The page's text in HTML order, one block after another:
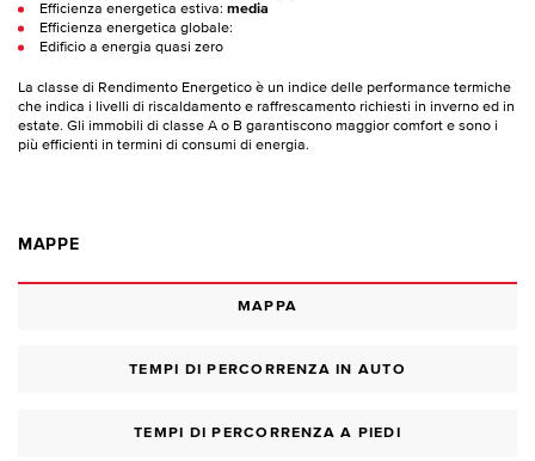
Efficienza energetica estiva: media
Efficienza energetica globale:
Edificio a energia quasi zero
La classe di Rendimento Energetico è un indice delle performance termiche
che indica i livelli di riscaldamento e raffrescamento richiesti in inverno ed in
estate. Gli immobili di classe A o B garantiscono maggior comfort e sono i
più efficienti in termini di consumi di energia.
MAPPE
MAPPA
TEMPI DI PERCORRENZA IN AUTO
TEMPI DI PERCORRENZA A PIEDI